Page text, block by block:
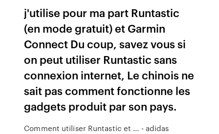
j'utilise pour ma part Runtastic
(en mode gratuit) et Garmin
Connect Du coup, savez vous si
on peut utiliser Runtastic sans
connexion internet, Le chinois ne
sait pas comment fonctionne les
gadgets produit par son pays.
Comment utiliser Runtastic et ... - adidas